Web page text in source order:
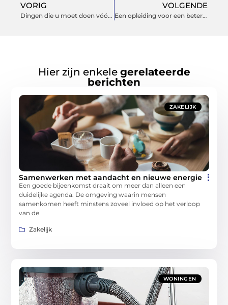
VORIG
Dingen die u moet doen vóór uw CoolSculpting/Fat Freezing-behandeling
VOLGENDE
Een opleiding voor een betere toekomst?
Hier zijn enkele gerelateerde
berichten
ZAKELIJK
Samenwerken met aandacht en nieuwe energie
Een goede bijeenkomst draait om meer dan alleen een
duidelijke agenda. De omgeving waarin mensen
samenkomen heeft minstens zoveel invloed op het verloop
van de
Zakelijk
WONINGEN